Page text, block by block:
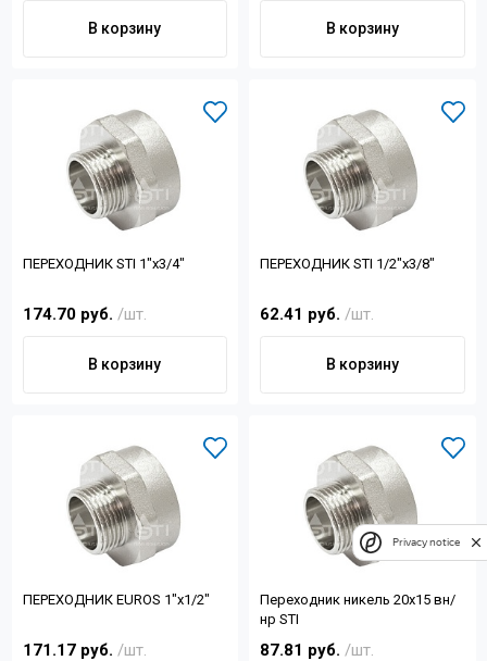
В корзину В корзину
ПЕРЕХОДНИК STI 1"x3/4"
174.70 руб. /шт.
В корзину
ПЕРЕХОДНИК STI 1/2"x3/8"
62.41 руб. /шт.
В корзину
ПЕРЕХОДНИК EUROS 1"x1/2"
171.17 руб. /шт.
Переходник никель 20х15 вн/
нр STI
87.81 руб. /шт.
Privacy notice